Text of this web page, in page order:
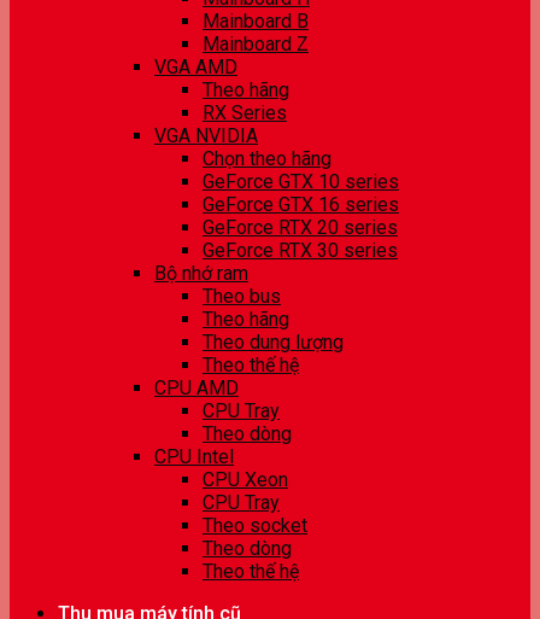
Mainboard B
Mainboard Z
VGA AMD
Theo hãng
RX Series
VGA NVIDIA
Chọn theo hãng
GeForce GTX 10 series
GeForce GTX 16 series
GeForce RTX 20 series
GeForce RTX 30 series
Bộ nhớ ram
Theo bus
Theo hãng
Theo dung lượng
Theo thế hệ
CPU AMD
CPU Tray
Theo dòng
CPU Intel
CPU Xeon
CPU Tray
Theo socket
Theo dòng
Theo thế hệ
Thu mua máy tính cũ